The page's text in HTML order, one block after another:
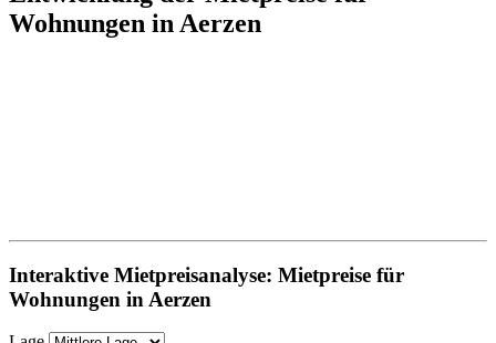
Wohnungen in Aerzen
Interaktive Mietpreisanalyse: Mietpreise für
Wohnungen in Aerzen